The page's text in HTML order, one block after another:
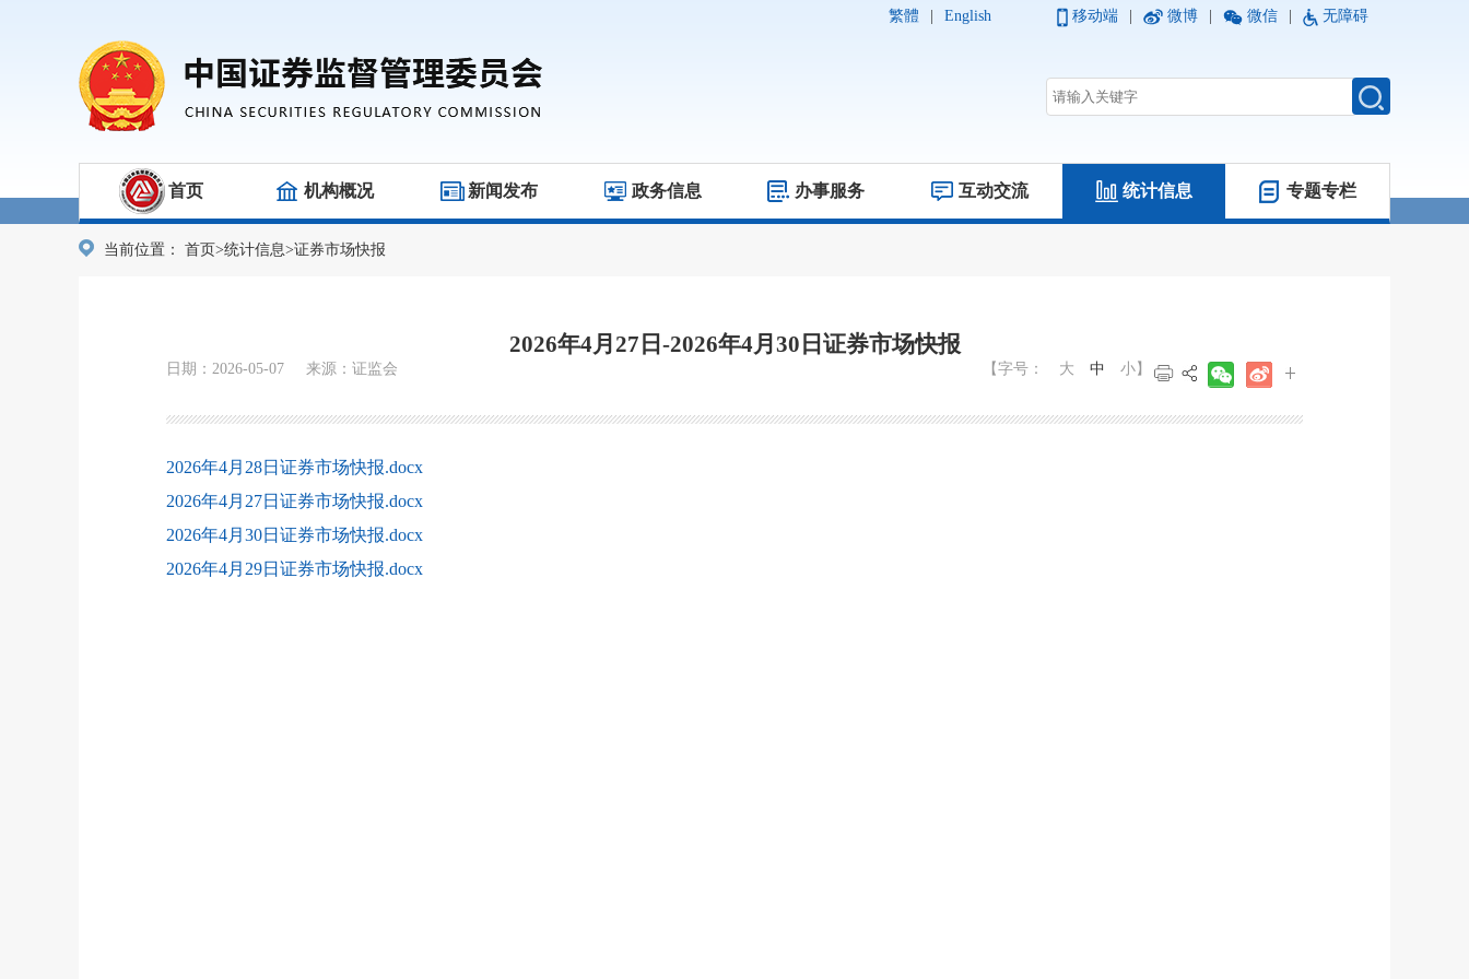
繁體 English 移动端 微博 微信 无障碍
首页 机构概况 新闻发布 政务信息 办事服务 互动交流 统计信息 专题专栏
当前位置： 首页>统计信息>证券市场快报
2026年4月27日-2026年4月30日证券市场快报
日期：2026-05-07 来源：证监会 【字号： 大 中 小 】
2026年4月28日证券市场快报.docx
2026年4月27日证券市场快报.docx
2026年4月30日证券市场快报.docx
2026年4月29日证券市场快报.docx